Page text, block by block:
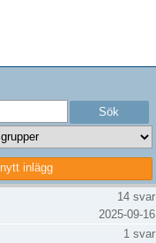
inlägg
inläggslista...
14 svar
2025-09-16
1 svar